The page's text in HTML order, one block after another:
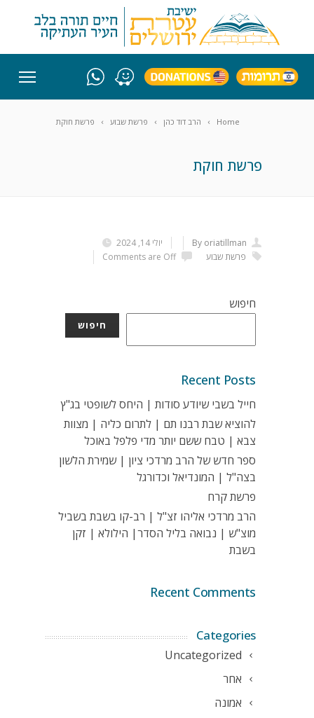
Home הרב דוד כהן פרשת שבוע פרשת חוקת
פרשת חוקת
יולי 14, 2024
By oriatillman
Comments are Off
פרשת שבוע
חיפוש
חיפוש
Recent Posts
חייל בשבי שיודע סודות | היחס לשופטי בג"ץ
להוציא שבת רבנו תם | לתרום כליה | מצוות
צבא | טבח ששם יותר מדי פלפל באוכל
ספר חדש של הרב מרדכי ציון | שמירת הלשון
בצה"ל | המונדיאל וכדורגל
פרשת קרח
הרב מרדכי אליהו זצ"ל | רב-קו בשבת בשביל
מוצ"ש | נבואה בליל הסדר| הילולא | זקן
בשבת
Recent Comments
Categories
Uncategorized
אחר
אמונה